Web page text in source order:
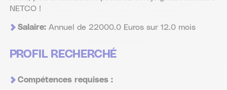
Axeptio consent
Plateforme de Gestion du Consentement : Personnalisez vos Options
Notre plateforme vous permet d'adapter et de gérer vos paramètres de confidentialité, en
NETCO !
Salaire:Annuel de 22000.0 Euros sur 12.0 mois
PROFIL RECHERCHÉ
Compétences requises :